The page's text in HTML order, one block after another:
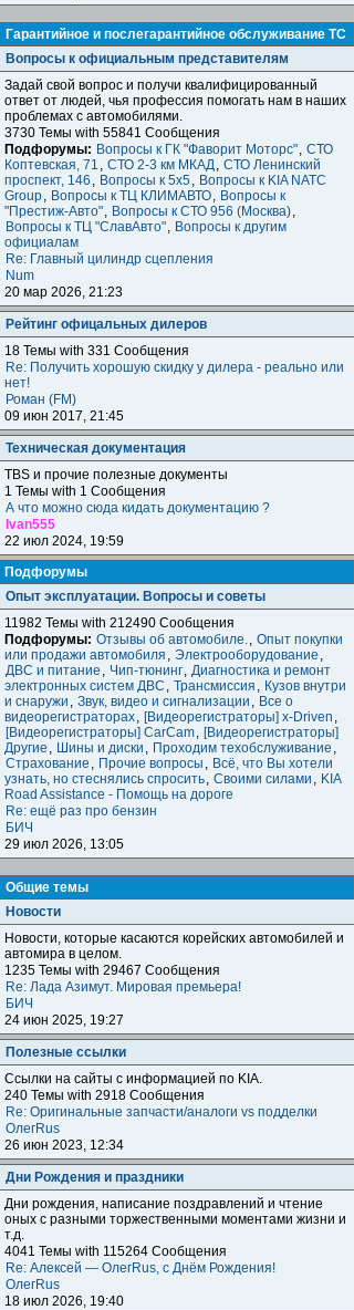
Гарантийное и послегарантийное обслуживание ТС
Вопросы к официальным представителям
Задай свой вопрос и получи квалифицированный
ответ от людей, чья профессия помогать нам в наших
проблемах с автомобилями.
3730 Темы with 55841 Сообщения
Подфорумы: Вопросы к ГК "Фаворит Моторс", СТО
Коптевская, 71 , СТО 2-3 км МКАД, СТО Ленинский
проспект, 146 , Вопросы к 5x5, Вопросы к KIA NATC
Group, Вопросы к ТЦ КЛИМАВТО, Вопросы к
"Престиж-Авто", Вопросы к СТО 956 (Москва),
Вопросы к ТЦ "СлавАвто", Вопросы к другим
официалам
Re: Главный цилиндр сцепления
Num
20 мар 2026, 21:23
Рейтинг офицальных дилеров
18 Темы with 331 Сообщения
Re: Получить хорошую скидку у дилера - реально или
нет!
Роман (FM)
09 июн 2017, 21:45
Техническая документация
TBS и прочие полезные документы
1 Темы with 1 Сообщения
А что можно сюда кидать документацию ?
Ivan555
22 июл 2024, 19:59
Подфорумы
Опыт эксплуатации. Вопросы и советы
11982 Темы with 212490 Сообщения
Подфорумы: Отзывы об автомобиле., Опыт покупки
или продажи автомобиля , Электрооборудование ,
ДВС и питание , Чип-тюнинг, Диагностика и ремонт
электронных систем ДВС , Трансмиссия , Кузов внутри
и снаружи , Звук, видео и сигнализации , Все о
видеорегистраторах, [Видеорегистраторы] x-Driven ,
[Видеорегистраторы] CarCam, [Видеорегистраторы]
Другие , Шины и диски , Проходим техобслуживание ,
Страхование , Прочие вопросы , Всё, что Вы хотели
узнать, но стеснялись спросить, Своими силами , KIA
Road Assistance - Помощь на дороге
Re: ещё раз про бензин
БИЧ
29 июл 2026, 13:05
Общие темы
Новости
Новости, которые касаются корейских автомобилей и
автомира в целом.
1235 Темы with 29467 Сообщения
Re: Лада Азимут. Мировая премьера!
БИЧ
24 июн 2025, 19:27
Полезные ссылки
Ссылки на сайты с информацией по KIA.
240 Темы with 2918 Сообщения
Re: Оригинальные запчасти/аналоги vs подделки
ОлегRus
26 июн 2023, 12:34
Дни Рождения и праздники
Дни рождения, написание поздравлений и чтение
оных с разными торжественными моментами жизни и
т.д.
4041 Темы with 115264 Сообщения
Re: Алексей — ОлегRus, с Днём Рождения!
ОлегRus
18 июл 2026, 19:40